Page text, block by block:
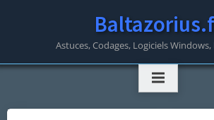
Astuces, Codages, Logiciels